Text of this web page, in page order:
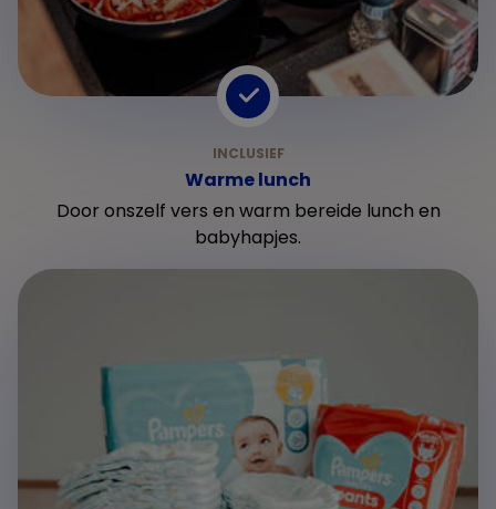
Warme lunch
Door onszelf vers en warm bereide lunch en
babyhapjes.